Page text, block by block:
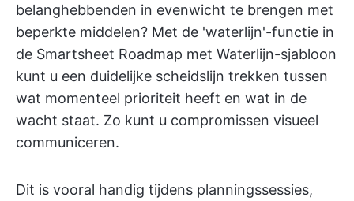
belanghebbenden in evenwicht te brengen met
beperkte middelen? Met de 'waterlijn'-functie in
de Smartsheet Roadmap met Waterlijn-sjabloon
kunt u een duidelijke scheidslijn trekken tussen
wat momenteel prioriteit heeft en wat in de
wacht staat. Zo kunt u compromissen visueel
communiceren.
Dit is vooral handig tijdens planningssessies,